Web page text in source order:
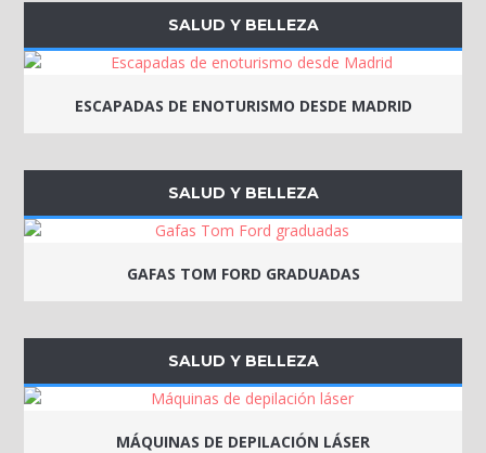
SALUD Y BELLEZA
ESCAPADAS DE ENOTURISMO DESDE MADRID
SALUD Y BELLEZA
GAFAS TOM FORD GRADUADAS
SALUD Y BELLEZA
MÁQUINAS DE DEPILACIÓN LÁSER